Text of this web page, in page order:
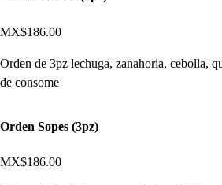
MX$186.00
Orden de 3pz lechuga, zanahoria, cebolla,
de consome
Orden Sopes (3pz)
MX$186.00